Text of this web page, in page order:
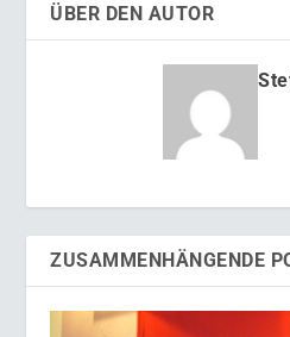
ÜBER DEN AUTOR
ZUSAMMENHÄNGENDE